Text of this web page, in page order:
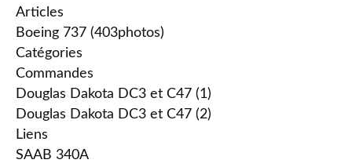
Articles
Boeing 737 (403photos)
Catégories
Commandes
Douglas Dakota DC3 et C47 (1)
Douglas Dakota DC3 et C47 (2)
Liens
SAAB 340A